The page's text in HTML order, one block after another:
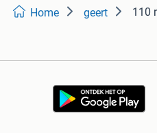
Home geert 110